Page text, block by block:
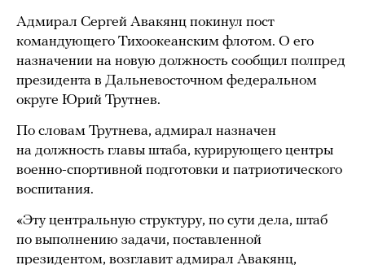
Адмирал Сергей Авакянц покинул пост
командующего Тихоокеанским флотом. О его
назначении на новую должность сообщил полпред
президента в Дальневосточном федеральном
округе Юрий Трутнев.
По словам Трутнева, адмирал назначен
на должность главы штаба, курирующего центры
военно-спортивной подготовки и патриотического
воспитания.
«Эту центральную структуру, по сути дела, штаб
по выполнению задачи, поставленной
президентом, возглавит адмирал Авакянц,